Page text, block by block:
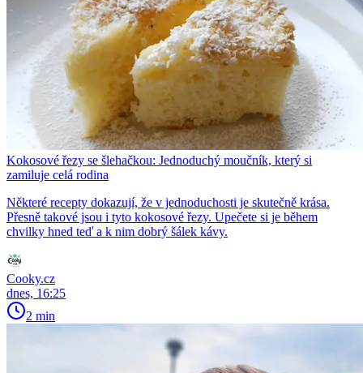
Kokosové řezy se šlehačkou: Jednoduchý moučník, který si
zamiluje celá rodina
Některé recepty dokazují, že v jednoduchosti je skutečně krása.
Přesně takové jsou i tyto kokosové řezy. Upečete si je během
chvilky hned teď a k nim dobrý šálek kávy.
Cooky.cz
dnes, 16:25
2 min